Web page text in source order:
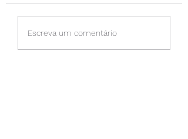
A CAMINHADA
Escreva um comentário